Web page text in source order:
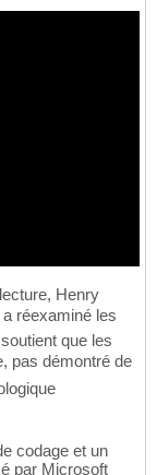
Henry
a réexaminé les
que les
pas démontré de
codage et un
par Microsoft